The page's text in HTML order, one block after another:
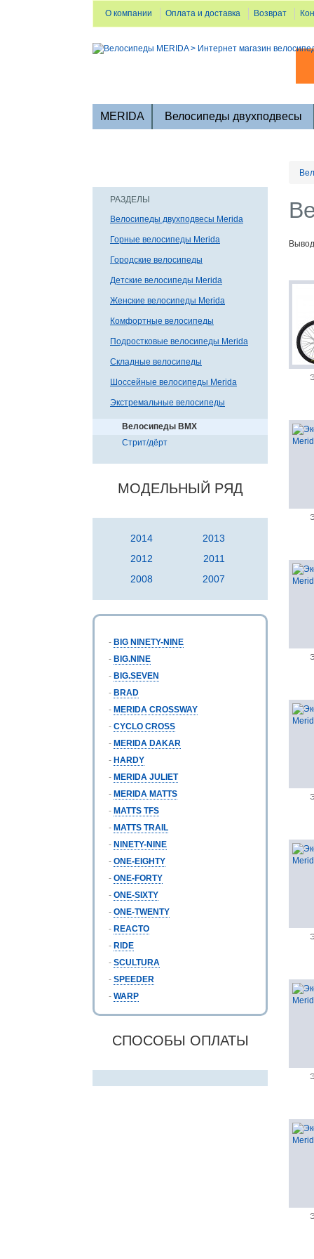
О компании Оплата и доставка Возврат
MERIDA Велосипеды двухподвесы
РАЗДЕЛЫ
Велосипеды двухподвесы Merida
Горные велосипеды Merida
Городские велосипеды
Детские велосипеды Merida
Женские велосипеды Merida
Комфортные велосипеды
Подростковые велосипеды Merida
Складные велосипеды
Шоссейные велосипеды Merida
Экстремальные велосипеды
Велосипеды BMX
Стрит/дёрт
МОДЕЛЬНЫЙ РЯД
2014
2013
2012
2011
2008
2007
- BIG NINETY-NINE
- BIG.NINE
- BIG.SEVEN
- BRAD
- MERIDA CROSSWAY
- CYCLO CROSS
- MERIDA DAKAR
- HARDY
- MERIDA JULIET
- MERIDA MATTS
- MATTS TFS
- MATTS TRAIL
- NINETY-NINE
- ONE-EIGHTY
- ONE-FORTY
- ONE-SIXTY
- ONE-TWENTY
- REACTO
- RIDE
- SCULTURA
- SPEEDER
- WARP
СПОСОБЫ ОПЛАТЫ